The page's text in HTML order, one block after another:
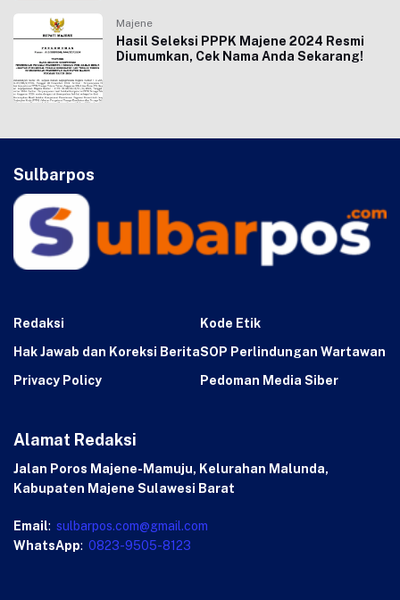
Majene
Hasil Seleksi PPPK Majene 2024 Resmi
Diumumkan, Cek Nama Anda Sekarang!
Sulbarpos
Redaksi
Kode Etik
Hak Jawab dan Koreksi BeritaSOP Perlindungan Wartawan
Privacy Policy
Pedoman Media Siber
Alamat Redaksi
Jalan Poros Majene-Mamuju, Kelurahan Malunda,
Kabupaten Majene Sulawesi Barat
Email: sulbarpos.com@gmail.com
WhatsApp: 0823-9505-8123